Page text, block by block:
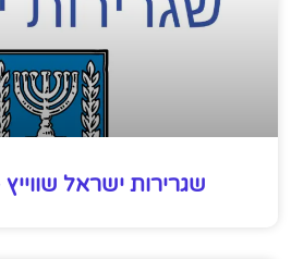
שגרירות ישראל